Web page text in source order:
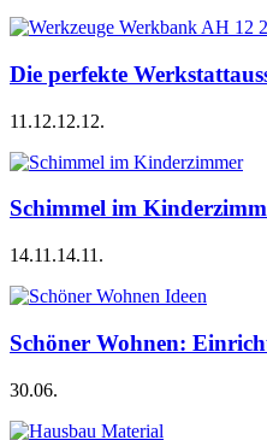
Die perfekte
11.12.12.12.
Schimmel im
14.11.14.11.
Schöner Wohnen:
30.06.